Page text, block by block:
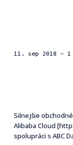
11. sep 2018 - 1
Silnejšie
Alibaba Cloud
spolupráci s ABC